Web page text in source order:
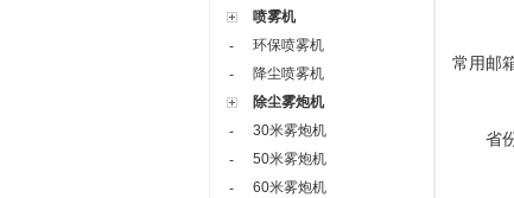
喷雾机
-
环保喷雾机
-
降尘喷雾机
除尘雾炮机
-
30米雾炮机
-
50米雾炮机
-
60米雾炮机
常用邮
省